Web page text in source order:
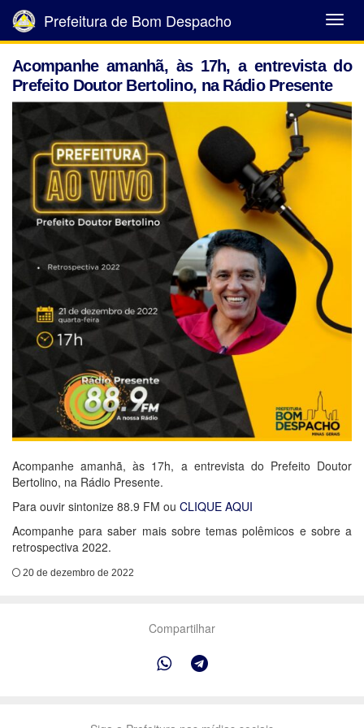
Abrir
Menu
Prefeitura de Bom Despacho
Acompanhe amanhã, às 17h, a entrevista do
Prefeito Doutor Bertolino, na Rádio Presente
Acompanhe amanhã, às 17h, a entrevista do Prefeito Doutor
Bertolino, na Rádio Presente.
Para ouvir sintonize 88.9 FM ou CLIQUE AQUI
Acompanhe para saber mais sobre temas polêmicos e sobre a
retrospectiva 2022.
20 de dezembro de 2022
Compartilhar